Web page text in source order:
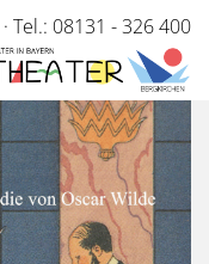
· Tel.: 08131 - 326 400